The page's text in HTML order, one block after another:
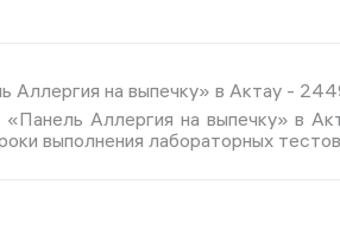
Аллергия на выпечку» в Актау -
Аллергия на выпечку» в
выполнения лабораторных